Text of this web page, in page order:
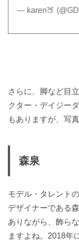
— karen🍑
さらに、脚など目
クター・デイジー
もありますが、写
森泉
モデル・タレント
デザイナーである
ありながら、飾ら
ますよね。2018年